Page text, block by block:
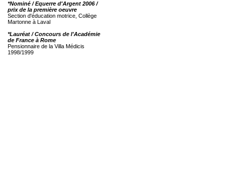
*Nominé / Equerre d'Argent 2006 /
prix de la première oeuvre
Section d'éducation motrice, Collège
Martonne à Laval
*Lauréat / Concours de l'Académie
de France à Rome
Pensionnaire de la Villa Médicis
1998/1999